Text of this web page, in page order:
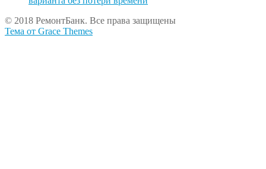
© 2018 РемонтБанк. Все права защищены
Тема от Grace Themes